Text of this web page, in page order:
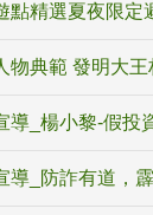
點精選夏夜限定
物典範 發明大
導_楊小黎-假投
導_防詐有道，